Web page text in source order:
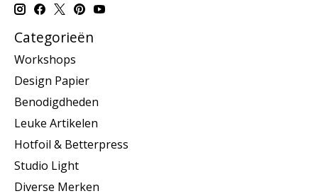
Categorieën
Workshops
Design Papier
Benodigdheden
Leuke Artikelen
Hotfoil & Betterpress
Studio Light
Diverse Merken